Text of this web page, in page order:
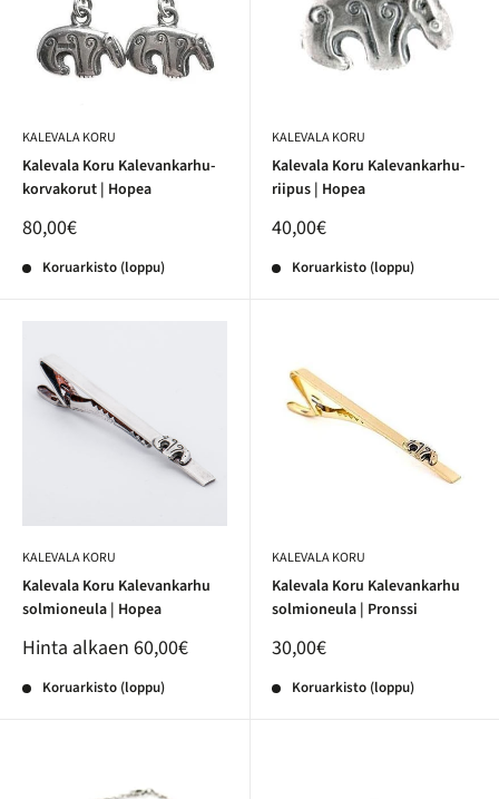
KALEVALA KORU
Kalevala Koru Kalevankarhu-
korvakorut | Hopea
80,00€
Koruarkisto (loppu)
KALEVALA KORU
Kalevala Koru Kalevankarhu-
riipus | Hopea
40,00€
Koruarkisto (loppu)
KALEVALA KORU
Kalevala Koru Kalevankarhu
solmioneula | Hopea
Hinta alkaen 60,00€
Koruarkisto (loppu)
KALEVALA KORU
Kalevala Koru Kalevankarhu
solmioneula | Pronssi
30,00€
Koruarkisto (loppu)